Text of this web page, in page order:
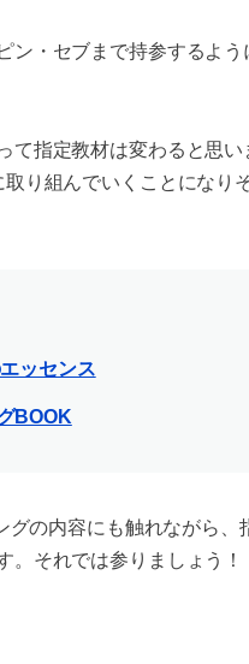
ン・セブまで持参するよう
て指定教材は変わると思い
り組んでいくことになり
ッセンス
BOOK
の内容にも触れながら、
。それでは参りましょう！